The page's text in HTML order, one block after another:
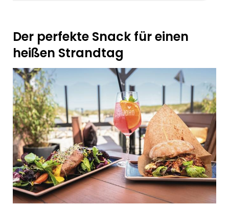
Der perfekte Snack für einen
heißen Strandtag